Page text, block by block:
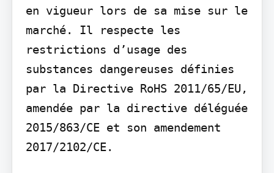
en vigueur lors de sa mise sur le
marché. Il respecte les
restrictions d’usage des
substances dangereuses définies
par la Directive RoHS 2011/65/EU,
amendée par la directive déléguée
2015/863/CE et son amendement
2017/2102/CE.